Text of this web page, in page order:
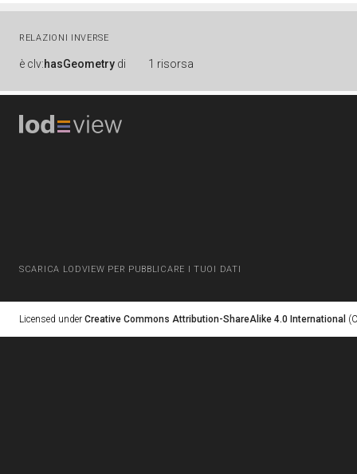
RELAZIONI INVERSE
è clv:hasGeometry di 1 risorsa
SCARICA LODVIEW PER PUBBLICARE I TUOI DATI
Licensed under Creative Commons Attribution-ShareAlike 4.0 International